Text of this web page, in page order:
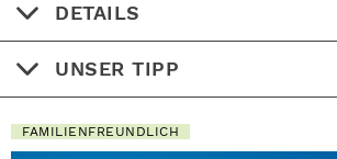
DETAILS
UNSER TIPP
FAMILIENFREUNDLICH